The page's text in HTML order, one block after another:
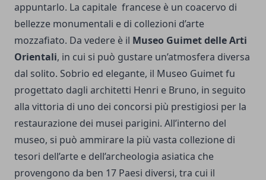
appuntarlo. La capitale francese è un coacervo di
bellezze monumentali e di collezioni d’arte
mozzafiato. Da vedere è il Museo Guimet delle Arti
Orientali, in cui si può gustare un’atmosfera diversa
dal solito. Sobrio ed elegante, il Museo Guimet fu
progettato dagli architetti Henri e Bruno, in seguito
alla vittoria di uno dei concorsi più prestigiosi per la
restaurazione dei musei parigini. All’interno del
museo, si può ammirare la più vasta collezione di
tesori dell’arte e dell’archeologia asiatica che
provengono da ben 17 Paesi diversi, tra cui il